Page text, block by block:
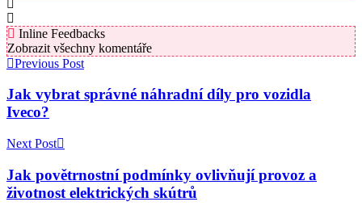
Inline Feedbacks
Zobrazit všechny komentáře
Previous Post
Jak vybrat správné náhradní díly pro vozidla
Iveco?
Next Post
Jak povětrnostní podmínky ovlivňují provoz a
životnost elektrických skútrů